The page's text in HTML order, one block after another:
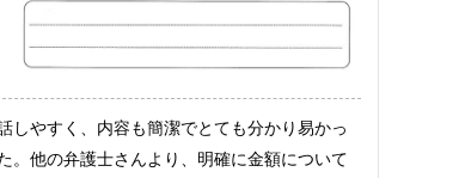
しやすく、内容も簡潔でとても分かり易かっ
。他の弁護士さんより、明確に金額について